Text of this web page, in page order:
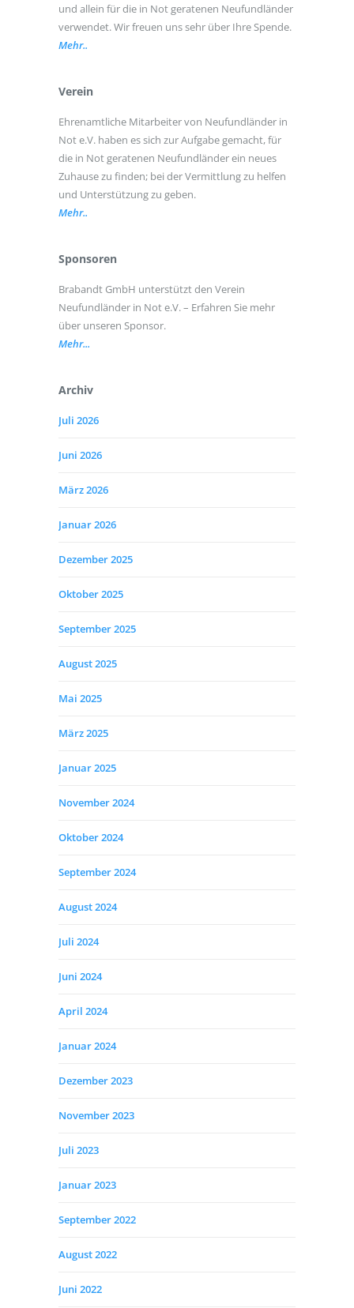
und allein für die in Not geratenen Neufundländer
verwendet. Wir freuen uns sehr über Ihre Spende.
Mehr..
Verein
Ehrenamtliche Mitarbeiter von Neufundländer in
Not e.V. haben es sich zur Aufgabe gemacht, für
die in Not geratenen Neufundländer ein neues
Zuhause zu finden; bei der Vermittlung zu helfen
und Unterstützung zu geben.
Mehr..
Sponsoren
Brabandt GmbH unterstützt den Verein
Neufundländer in Not e.V. – Erfahren Sie mehr
über unseren Sponsor.
Mehr...
Archiv
Juli 2026
Juni 2026
März 2026
Januar 2026
Dezember 2025
Oktober 2025
September 2025
August 2025
Mai 2025
März 2025
Januar 2025
November 2024
Oktober 2024
September 2024
August 2024
Juli 2024
Juni 2024
April 2024
Januar 2024
Dezember 2023
November 2023
Juli 2023
Januar 2023
September 2022
August 2022
Juni 2022